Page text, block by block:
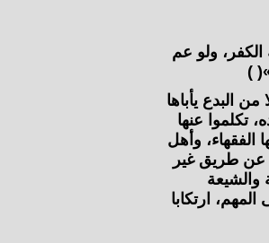
ولو عم
)
البدع يأباها
تكلموا عنها
الفقهاء، وأهل
عن طريق غير
والشيعة
ارتكابا